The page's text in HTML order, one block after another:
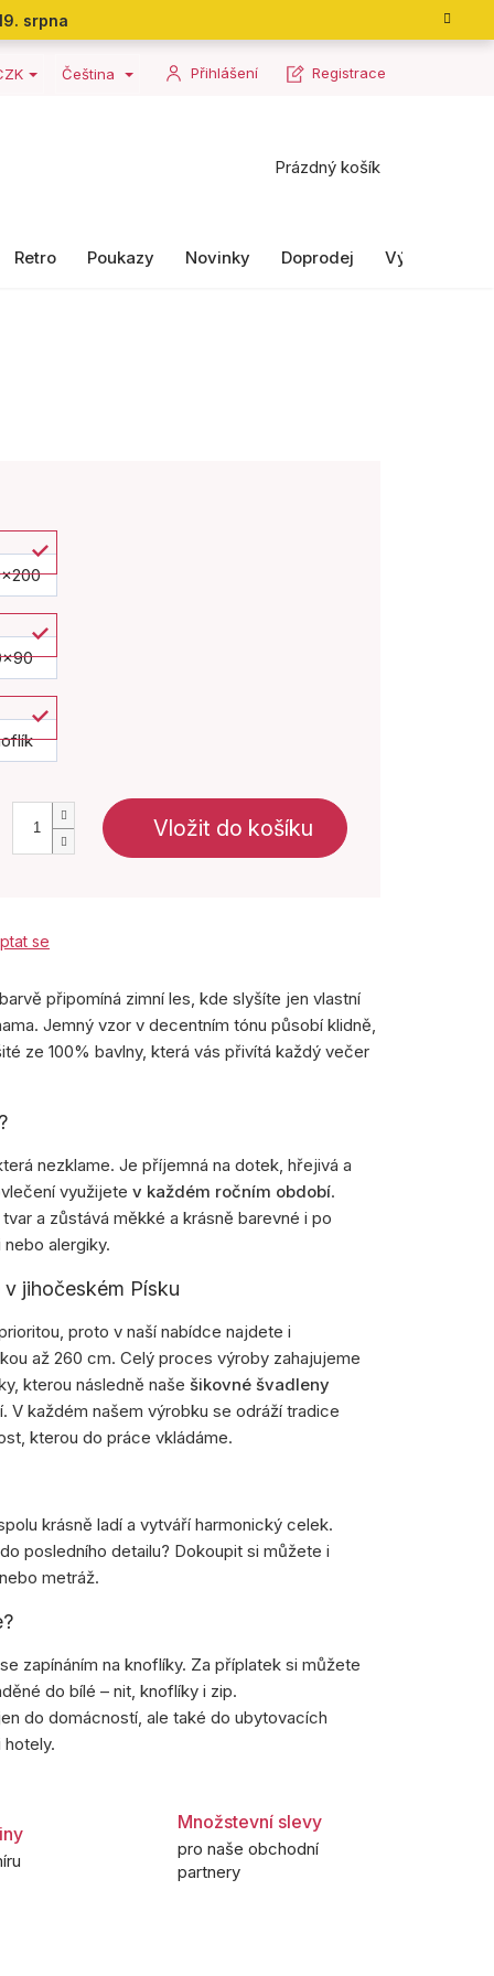
srpna
Čeština Přihlášení Registrace
Nákupní
Prázdný košík
Retro Poukazy Novinky Doprodej Výrobky II.
Vložit do košíku
se
připomíná zimní les, kde slyšíte jen vlastní
Jemný vzor v decentním tónu působí klidně,
ze 100% bavlny, která vás přivítá každý večer
nezklame. Je příjemná na dotek, hřejivá a
využijete v každém ročním období.
a zůstává měkké a krásně barevné i po
alergiky.
jihočeském Písku
proto v naší nabídce najdete i
až 260 cm. Celý proces výroby zahajujeme
kterou následně naše šikovné švadleny
V každém našem výrobku se odráží tradice
kterou do práce vkládáme.
krásně ladí a vytváří harmonický celek.
posledního detailu? Dokoupit si můžete i
metráž.
zapínáním na knoflíky. Za příplatek si můžete
do bílé – nit, knoflíky i zip.
do domácností, ale také do ubytovacích
Množstevní slevy
pro naše obchodní
partnery